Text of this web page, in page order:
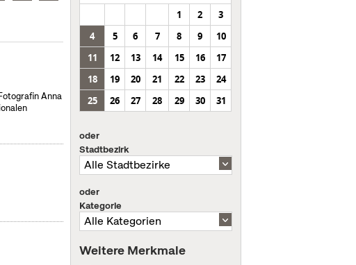
Anna
1
2
3
4
5 6 7 8 9
10
11
12 13 14 15 16
17
18
19 20 21 22 23
24
25
26 27 28 29 30 31
oder
Stadtbezirk
oder
Kategorie
Weitere Merkmale